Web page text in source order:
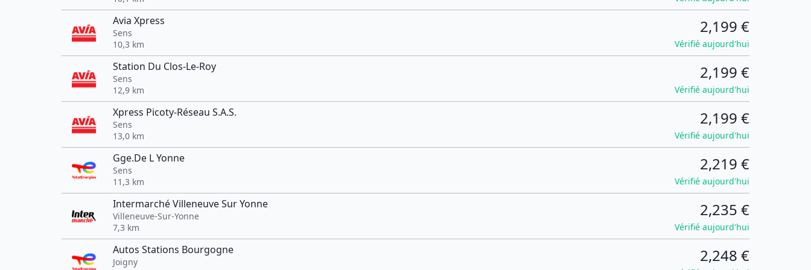
Avia Xpress
Sens
10,3 km
2,199 €
Vérifié aujourd'hui
Station Du Clos-Le-Roy
Sens
12,9 km
2,199 €
Vérifié aujourd'hui
Xpress Picoty-Réseau S.A.S.
Sens
13,0 km
2,199 €
Vérifié aujourd'hui
Gge.De L Yonne
Sens
11,3 km
2,219 €
Vérifié aujourd'hui
Intermarché Villeneuve Sur Yonne
Villeneuve-Sur-Yonne
7,3 km
2,235 €
Vérifié aujourd'hui
Autos Stations Bourgogne
Joigny
2,248 €